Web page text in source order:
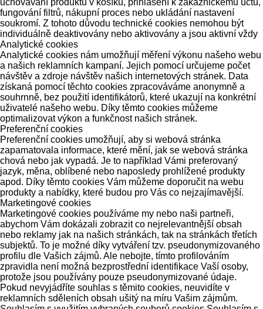
uchovávání produktů v košíku, přihlášení k zákaznickému účtu,
fungování filtrů, nákupní proces nebo ukládání nastavení
soukromí. Z tohoto důvodu technické cookies nemohou být
individuálně deaktivovány nebo aktivovány a jsou aktivní vždy
Analytické cookies
Analytické cookies nám umožňují měření výkonu našeho webu
a našich reklamních kampaní. Jejich pomocí určujeme počet
návštěv a zdroje návštěv našich internetových stránek. Data
získaná pomocí těchto cookies zpracováváme anonymně a
souhrnně, bez použití identifikátorů, které ukazují na konkrétní
uživatelé našeho webu. Díky těmto cookies můžeme
optimalizovat výkon a funkčnost našich stránek.
Preferenční cookies
Preferenční cookies umožňují, aby si webová stránka
zapamatovala informace, které mění, jak se webová stránka
chová nebo jak vypadá. Je to například Vámi preferovaný
jazyk, měna, oblíbené nebo naposledy prohlížené produkty
apod. Díky těmto cookies Vám můžeme doporučit na webu
produkty a nabídky, které budou pro Vás co nejzajímavější.
Marketingové cookies
Marketingové cookies používáme my nebo naši partneři,
abychom Vám dokázali zobrazit co nejrelevantnější obsah
nebo reklamy jak na našich stránkách, tak na stránkách třetích
subjektů. To je možné díky vytváření tzv. pseudonymizovaného
profilu dle Vašich zájmů. Ale nebojte, tímto profilováním
zpravidla není možná bezprostřední identifikace Vaší osoby,
protože jsou používány pouze pseudonymizované údaje.
Pokud nevyjádříte souhlas s těmito cookies, neuvidíte v
reklamních sděleních obsah ušitý na míru Vašim zájmům.